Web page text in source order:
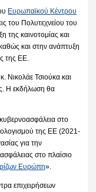
Ευρωπαϊκού Κέντρου
του Πολυτεχνείου του
της καινοτομίας και
και στην ανάπτυξη
της ΕΕ.
Νικολάε Τσιούκα και
Η εκδήλωση θα
κυβερνοασφάλεια στο
της ΕΕ (2021-
για την
στο πλαίσιο
Ευρώπη».
επιχειρήσεων